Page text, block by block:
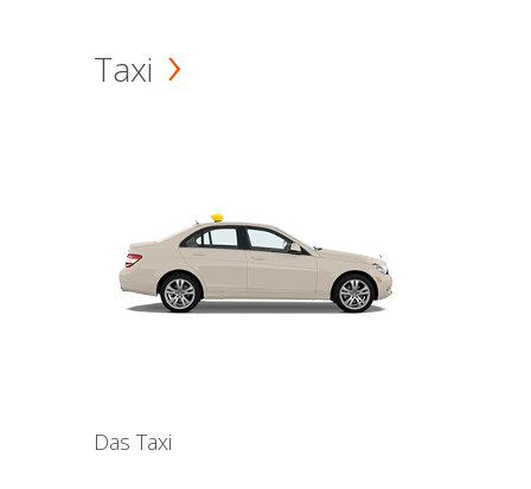
Taxi
Das Taxi